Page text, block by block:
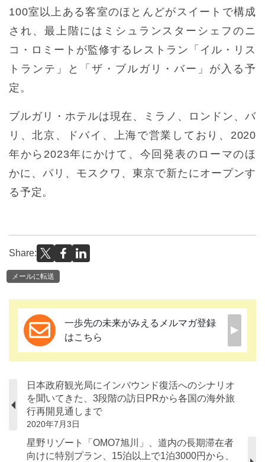
100室以上ある客室のほとんどがスイートで構成
され、最上階にはミシュランスターシェフのニ
コ・ロミートが監修するレストラン「イル・リス
トランテ」と「ザ・ブルガリ・バー」が入る予
定。
ブルガリ・ホテルは現在、ミラノ、ロンドン、バ
リ、北京、ドバイ、上海で営業しており、2020
年から2023年にかけて、今回発表のローマのほ
かに、パリ、モスクワ、東京で新たにオープンす
る予定。
Share:
メールに転送
一歩先の未来がみえるメルマガ登録
はこちら
日本政府観光局にインバウンド復活へのシナリオ
を聞いてきた、3段階の訪日PRから各国の海外旅
行再開見通しまで
2020年7月3日
星野リゾート「OMO7旭川」、道内の長期滞在者
向けに特別プラン、15泊以上で1泊3000円から、